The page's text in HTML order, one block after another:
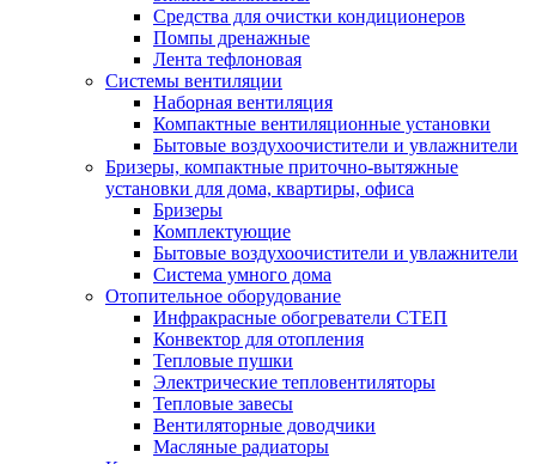
Средства для очистки кондиционеров
Помпы дренажные
Лента тефлоновая
Системы вентиляции
Наборная вентиляция
Компактные вентиляционные установки
Бытовые воздухоочистители и увлажнители
Бризеры, компактные приточно-вытяжные
установки для дома, квартиры, офиса
Бризеры
Комплектующие
Бытовые воздухоочистители и увлажнители
Система умного дома
Отопительное оборудование
Инфракрасные обогреватели СТЕП
Конвектор для отопления
Тепловые пушки
Электрические тепловентиляторы
Тепловые завесы
Вентиляторные доводчики
Масляные радиаторы